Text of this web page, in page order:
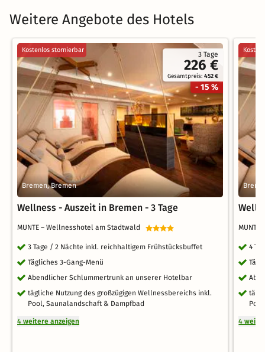
Weitere Angebote des Hotels
3 Tage
226 €
Gesamtpreis:452 €
- 15 %
Kostenlos stornierbar
Bremen, Bremen
Wellness - Auszeit in Bremen - 3 Tage
MUNTE – Wellnesshotel am Stadtwald
3 Tage / 2 Nächte inkl. reichhaltigem Frühstücksbuffet
Tägliches 3-Gang-Menü
Abendlicher Schlummertrunk an unserer Hotelbar
tägliche Nutzung des großzügigen Wellnessbereichs inkl.
Pool, Saunalandschaft & Dampfbad
4 weitere anzeigen
4
4